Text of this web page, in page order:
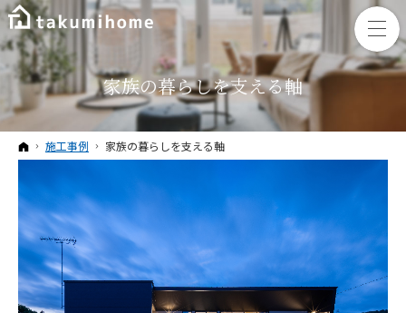
家族の暮らしを支える軸
ホーム
施工事例 家族の暮らしを支える軸